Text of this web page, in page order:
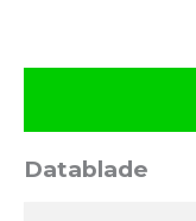
Datablade